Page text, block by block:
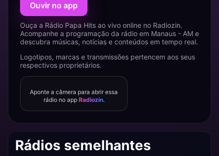
Ouvir no app
Ouça a Rádio Papa Hits ao vivo online no Radiozin.
Acompanhe a programação da rádio em Manaus - AM e
descubra músicas, notícias e conteúdos em tempo real.
Logotipos, marcas e transmissões pertencem aos seus
respectivos proprietários.
Aponte a câmera para abrir essa
rádio no app Radiozin.
Rádios semelhantes